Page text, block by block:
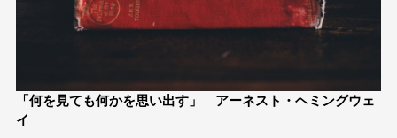
「何を見ても何かを思い出す」 アーネスト・ヘミングウェ
イ